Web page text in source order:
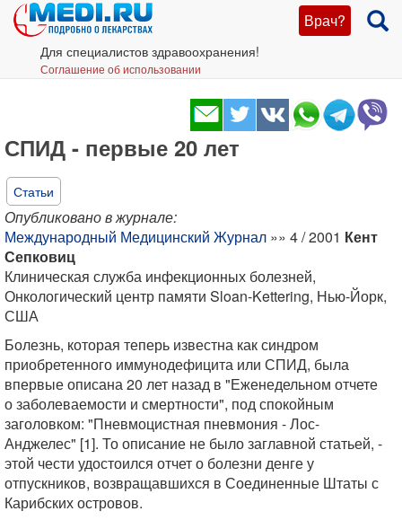
Врач?
Для специалистов здравоохранения!
Соглашение об использовании
СПИД - первые 20 лет
Статьи
Опубликовано в журнале:
Международный Медицинский Журнал »» 4 / 2001 Кент
Сепковиц
Клиническая служба инфекционных болезней,
Онкологический центр памяти Sloan-Kettering, Нью-Йорк,
США
Болезнь, которая теперь известна как синдром
приобретенного иммунодефицита или СПИД, была
впервые описана 20 лет назад в "Еженедельном отчете
о заболеваемости и смертности", под спокойным
заголовком: "Пневмоцистная пневмония - Лос-
Анджелес" [1]. То описание не было заглавной статьей, -
этой чести удостоился отчет о болезни денге у
отпускников, возвращавшихся в Соединенные Штаты с
Карибских островов.